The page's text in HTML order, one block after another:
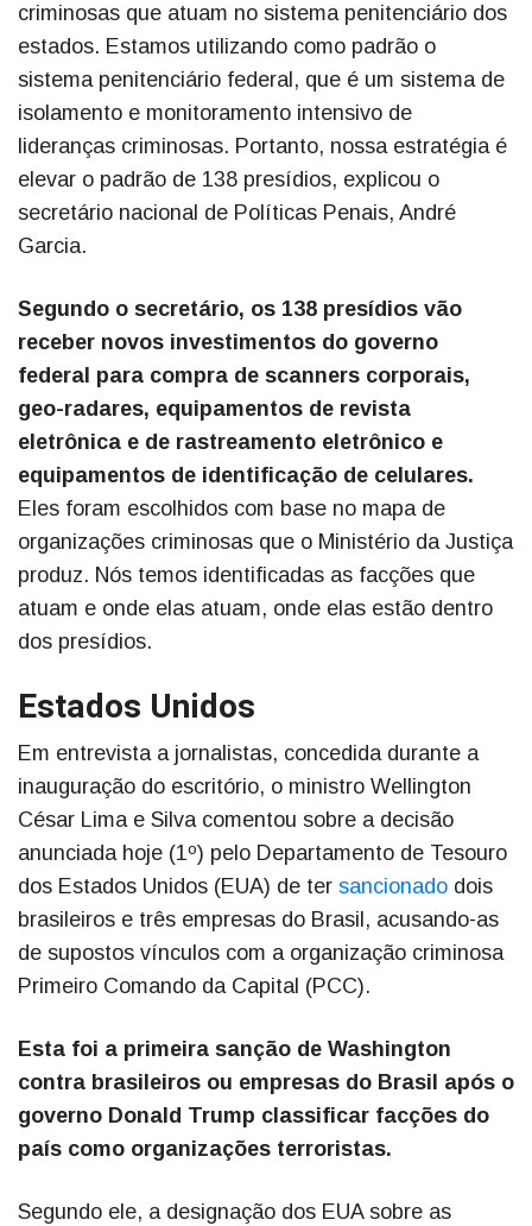
criminosas que atuam no sistema penitenciário dos
estados. Estamos utilizando como padrão o
sistema penitenciário federal, que é um sistema de
isolamento e monitoramento intensivo de
lideranças criminosas. Portanto, nossa estratégia é
elevar o padrão de 138 presídios, explicou o
secretário nacional de Políticas Penais, André
Garcia.
Segundo o secretário, os 138 presídios vão
receber novos investimentos do governo
federal para compra de scanners corporais,
geo-radares, equipamentos de revista
eletrônica e de rastreamento eletrônico e
equipamentos de identificação de celulares.
Eles foram escolhidos com base no mapa de
organizações criminosas que o Ministério da Justiça
produz. Nós temos identificadas as facções que
atuam e onde elas atuam, onde elas estão dentro
dos presídios.
Estados Unidos
Em entrevista a jornalistas, concedida durante a
inauguração do escritório, o ministro Wellington
César Lima e Silva comentou sobre a decisão
anunciada hoje (1º) pelo Departamento de Tesouro
dos Estados Unidos (EUA) de ter sancionado dois
brasileiros e três empresas do Brasil, acusando-as
de supostos vínculos com a organização criminosa
Primeiro Comando da Capital (PCC).
Esta foi a primeira sanção de Washington
contra brasileiros ou empresas do Brasil após o
governo Donald Trump classificar facções do
país como organizações terroristas.
Segundo ele, a designação dos EUA sobre as